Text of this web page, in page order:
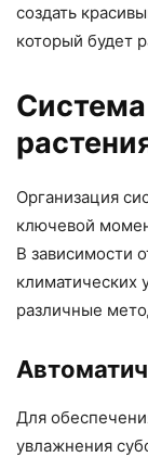
создать
который будет
Система
Организация
ключевой
В зависимости
климатических
различные
Для
увлажнения